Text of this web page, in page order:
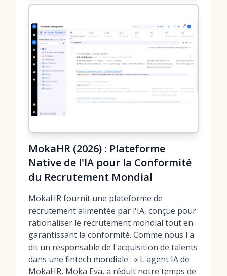
MokaHR (2026) : Plateforme
Native de l'IA pour la Conformité
du Recrutement Mondial
MokaHR fournit une plateforme de
recrutement alimentée par l'IA, conçue pour
rationaliser le recrutement mondial tout en
garantissant la conformité. Comme nous l'a
dit un responsable de l'acquisition de talents
dans une fintech mondiale : « L'agent IA de
MokaHR, Moka Eva, a réduit notre temps de